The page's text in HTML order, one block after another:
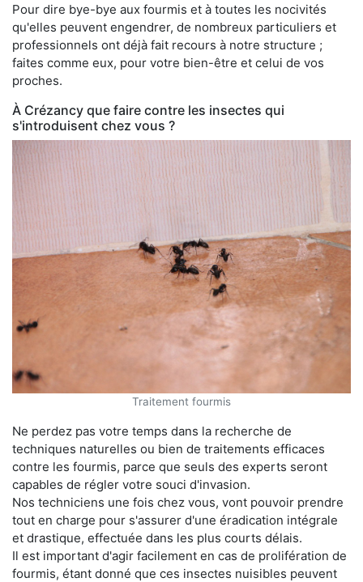
Pour dire bye-bye aux fourmis et à toutes les nocivités
qu'elles peuvent engendrer, de nombreux particuliers et
professionnels ont déjà fait recours à notre structure ;
faites comme eux, pour votre bien-être et celui de vos
proches.
À Crézancy que faire contre les insectes qui
s'introduisent chez vous ?
Traitement fourmis
Ne perdez pas votre temps dans la recherche de
techniques naturelles ou bien de traitements efficaces
contre les fourmis, parce que seuls des experts seront
capables de régler votre souci d'invasion.
Nos techniciens une fois chez vous, vont pouvoir prendre
tout en charge pour s'assurer d'une éradication intégrale
et drastique, effectuée dans les plus courts délais.
Il est important d'agir facilement en cas de prolifération de
fourmis, étant donné que ces insectes nuisibles peuvent